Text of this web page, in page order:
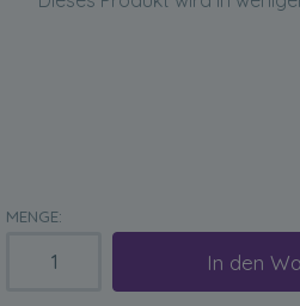
MENGE:
In den